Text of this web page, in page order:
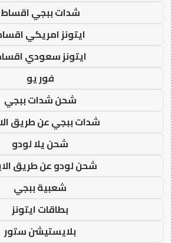
شدات ببجي اقساط
ايتونز امريكي
ايتونز سعودي
فور يو
شحن شدات ببجي
شدات ببجي عن طريق
شحن يلا لودو
شحن لودو عن طريق
شعبية ببجي
بطاقات ايتونز
بلايستيشن ستور